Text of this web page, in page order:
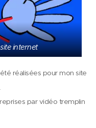
internet
réalisées pour mon site
par vidéo tremplin